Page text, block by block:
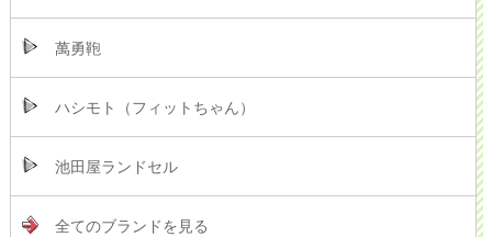
萬勇鞄
ハシモト（フィットちゃん）
池田屋ランドセル
全てのブランドを見る